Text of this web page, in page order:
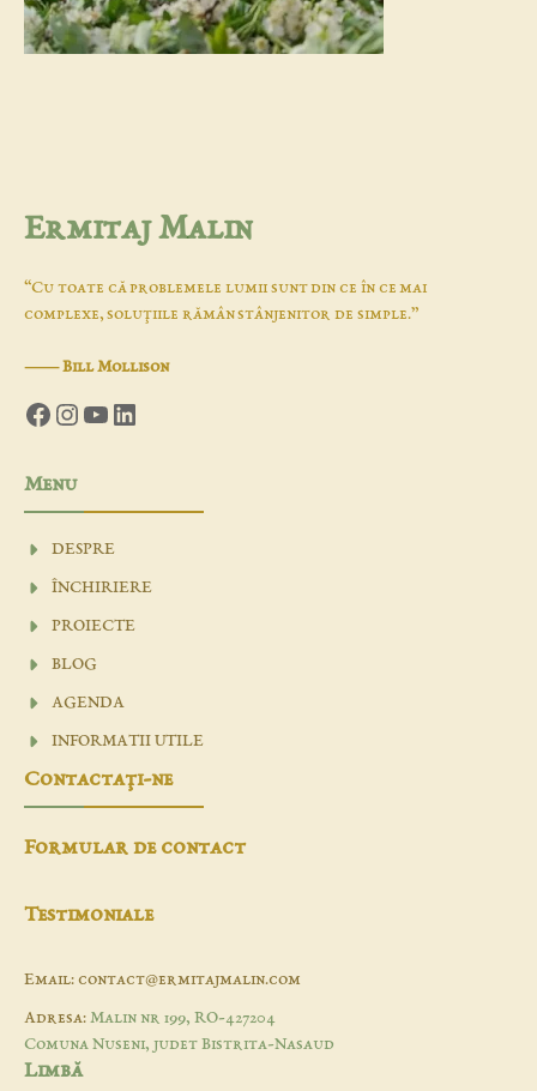
Ermitaj Malin
“Cu toate că problemele lumii sunt din ce în ce mai
complexe, soluţiile rămân stânjenitor de simple.”
―Bill Mollison
Facebook
Instagram
YouTube
LinkedIn
Menu
DESPRE
ÎNCHIRIERE
PROIECTE
BLOG
AGENDA
INFORMATII UTILE
Contactaţi-ne
Formular de contact
Testimoniale
Email: contact@ermitajmalin.com
Adresa: Malin nr 199, RO-427204
Comuna Nuseni, judet Bistrita-Nasaud
Limbă